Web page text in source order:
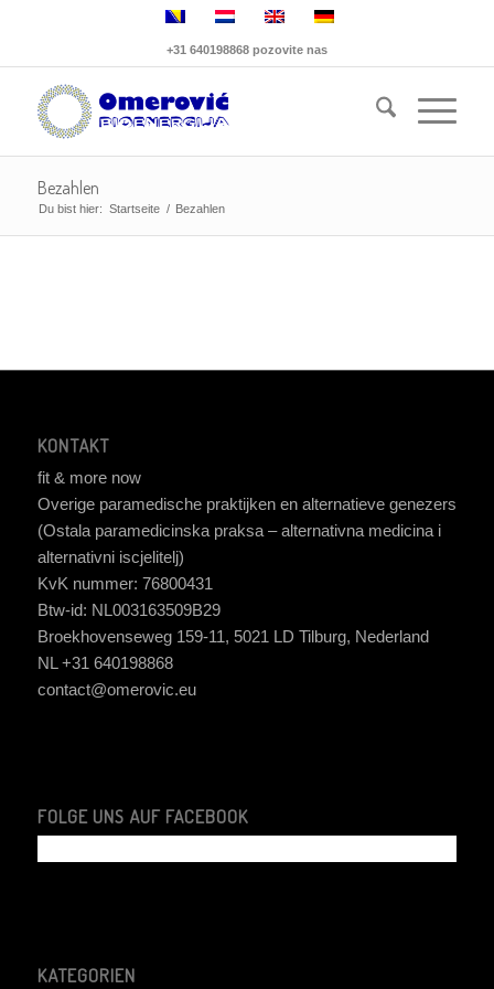
+31 640198868 pozovite nas
Bezahlen
Du bist hier: Startseite / Bezahlen
KONTAKT
fit & more now
Overige paramedische praktijken en alternatieve genezers
(Ostala paramedicinska praksa – alternativna medicina i
alternativni iscjelitelj)
KvK nummer: 76800431
Btw-id: NL003163509B29
Broekhovenseweg 159-11, 5021 LD Tilburg, Nederland
NL +31 640198868
contact@omerovic.eu
FOLGE UNS AUF FACEBOOK
KATEGORIEN